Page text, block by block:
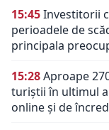
15:45Investitorii
perioadele de
principala
15:28Aproape
turiștii în ultimul
online și de